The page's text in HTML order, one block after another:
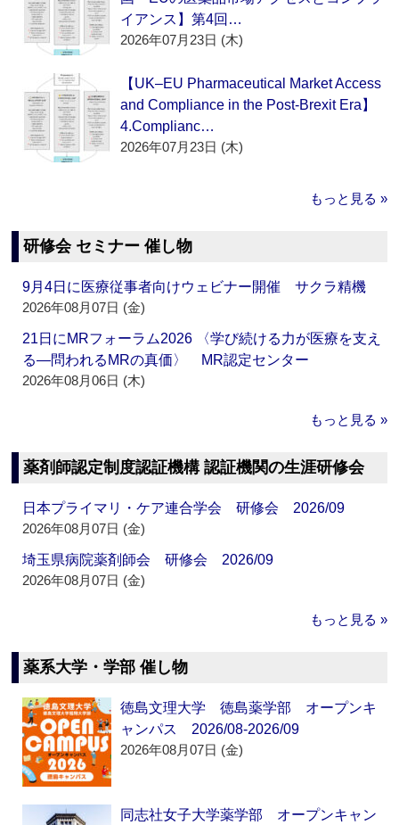
イアンス】第4回…
2026年07月23日 (木)
【UK–EU Pharmaceutical Market Access
and Compliance in the Post-Brexit Era】
4.Complianc…
2026年07月23日 (木)
もっと見る »
研修会 セミナー 催し物
9月4日に医療従事者向けウェビナー開催 サクラ精機
2026年08月07日 (金)
21日にMRフォーラム2026 〈学び続ける力が医療を支え
る―問われるMRの真価〉 MR認定センター
2026年08月06日 (木)
もっと見る »
薬剤師認定制度認証機構 認証機関の生涯研修会
日本プライマリ・ケア連合学会 研修会 2026/09
2026年08月07日 (金)
埼玉県病院薬剤師会 研修会 2026/09
2026年08月07日 (金)
もっと見る »
薬系大学・学部 催し物
徳島文理大学 徳島薬学部 オープンキ
ャンパス 2026/08-2026/09
2026年08月07日 (金)
同志社女子大学薬学部 オープンキャン